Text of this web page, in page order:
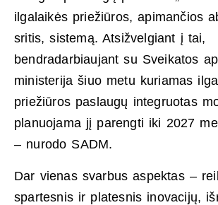
ilgalaikės priežiūros, apimančios
sritis, sistemą. Atsižvelgiant į tai,
bendradarbiaujant su Sveikatos
ministerija šiuo metu kuriamas
priežiūros paslaugų integruotas
planuojama jį parengti iki 2027
– nurodo SADM.
Dar vienas svarbus aspektas –
spartesnis ir platesnis inovacijų,